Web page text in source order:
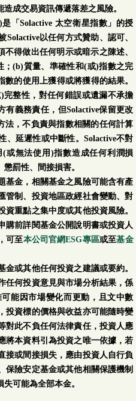
成交易資訊傳遞落差之風險。
「Solactive 太空衛星指數」的授
以任何方式贊助、認可、
得做出任何明示或暗示之陳述、
(b)質量、準確性和(或)指數之完
的使用上獲得或將獲得的結果。
完整性，對任何錯誤或遺漏不承擔
有義務責任，但Solactive保留更改
法，不負責與指數相關的任何計算
、延遲性或中斷性。Solactive不對
或無法使用)指數造成任何利潤損
罰性、間接損害。
基金，相關基金之風險可能含有產
管制、投資地區政經社會變動、對
重點之集中度或其他投資風險。
購前詳閱基金公開說明書或投資人
可至本公司官網ESG專區或至基金
或其他任何投資之建議或要約。
任何投資意見與市場分析結果，係
能因市場變化而更動，且文中數
投資標的價格與收益亦可能隨時變
對此不負任何法律責任，投資人應
將本資料引為投資之唯一依據，若
接或間接損失，應由投資人自行負
保險安定基金或其他相關保護機制
可能為全部本金。